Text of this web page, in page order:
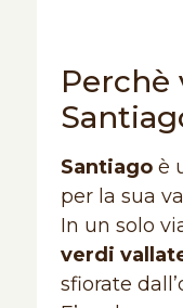
Perchè
Santiagoè
per la sua
In un solo
verdi
sfiorate